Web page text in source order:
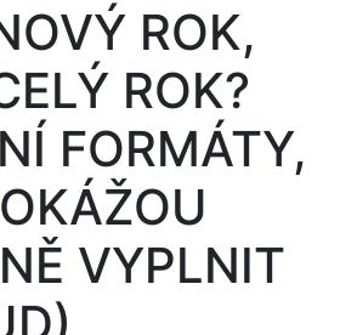
ROK,
ROK?
FORMÁTY,
VYPLNIT